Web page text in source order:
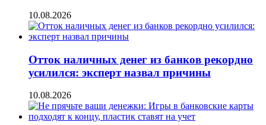
10.08.2026
Отток наличных денег из банков рекордно
усилился: эксперт назвал причины
10.08.2026